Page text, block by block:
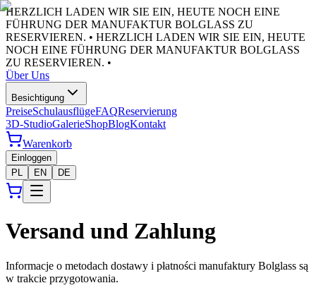
HERZLICH LADEN WIR SIE EIN, HEUTE NOCH EINE
FÜHRUNG DER MANUFAKTUR BOLGLASS ZU
RESERVIEREN. • HERZLICH LADEN WIR SIE EIN, HEUTE
NOCH EINE FÜHRUNG DER MANUFAKTUR BOLGLASS
ZU RESERVIEREN. •
Über Uns
Besichtigung
PreiseSchulausflügeFAQReservierung
3D-StudioGalerieShopBlogKontakt
Warenkorb
Einloggen
PL
EN DE
Versand und Zahlung
Informacje o metodach dostawy i płatności manufaktury Bolglass są
w trakcie przygotowania.